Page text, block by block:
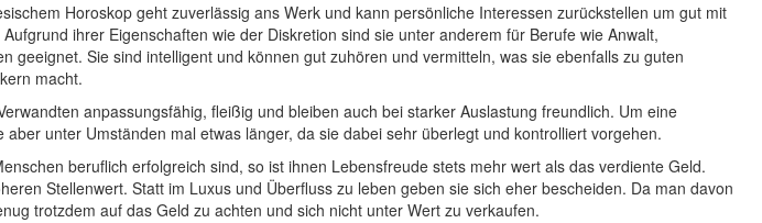
Horoskop geht zuverlässig ans Werk und kann persönliche Interessen zurückstellen um gut mit
ihrer Eigenschaften wie der Diskretion sind sie unter anderem für Berufe wie Anwalt,
geeignet. Sie sind intelligent und können gut zuhören und vermitteln, was sie ebenfalls zu guten
macht.
anpassungsfähig, fleißig und bleiben auch bei starker Auslastung freundlich. Um eine
unter Umständen mal etwas länger, da sie dabei sehr überlegt und kontrolliert vorgehen.
beruflich erfolgreich sind, so ist ihnen Lebensfreude stets mehr wert als das verdiente Geld.
Stellenwert. Statt im Luxus und Überfluss zu leben geben sie sich eher bescheiden. Da man davon
trotzdem auf das Geld zu achten und sich nicht unter Wert zu verkaufen.